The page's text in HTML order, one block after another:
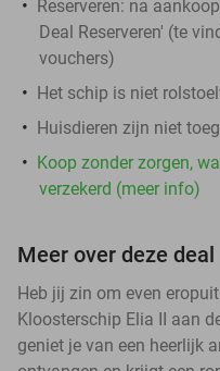
Reserveren: na
Deal Reserveren' (te
vouchers)
Het schip is niet
Huisdieren zijn niet
Koop zonder zorgen,
verzekerd (meer info)
Meer over deze deal
Heb jij zin om even
Kloosterschip Elia II aan
geniet je van een heerlijk